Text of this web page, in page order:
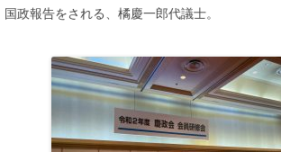
政報告をされる、橘慶一郎代議士。